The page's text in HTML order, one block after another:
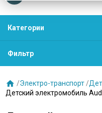
Категории
Фильтр
 /Электро-транспорт /
Детский электромобиль